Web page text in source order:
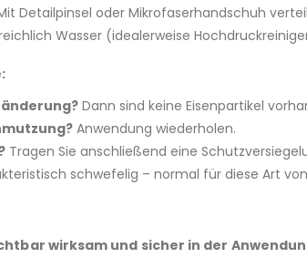
Detailpinsel oder Mikrofaserhandschuh
Wasser (idealerweise
Dann sind keine Eisenpartikel
Anwendung wiederholen.
Tragen Sie anschließend eine
schwefelig – normal für diese Art
wirksam und sicher in der